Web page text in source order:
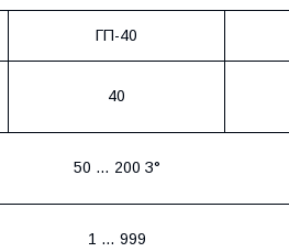
ГП-40
40
50 … 200 З°
1 … 999